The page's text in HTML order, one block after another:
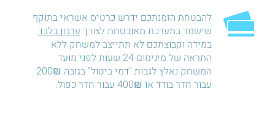
להבטחת הזמנתכם ידרש כרטיס אשראי בתוקף
שישמר במערכת מאובטחת לצורךערבון בלבד.
במידה וקבוצתכם לא תתייצב למשחק ללא
התראה של מינימום 24 שעות לפני מועד
המשחק נאלץ לגבות "דמי ביטול" בגובה 200₪
עבור חדר בודד או 400₪ עבור חדר כפול.